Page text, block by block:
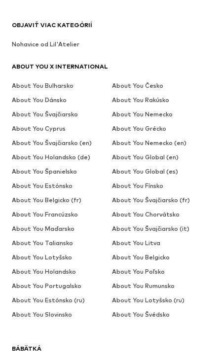
BÁBÄTKÁ
OBJAVIŤ VIAC KATEGÓRIÍ
Nohavice od Lil'Atelier
ABOUT YOU X INTERNATIONAL
About You Bulharsko
About You Česko
About You Dánsko
About You Rakúsko
About You Švajčiarsko
About You Nemecko
About You Cyprus
About You Grécko
About You Švajčiarsko (en)
About You Nemecko (en)
About You Holandsko (de)
About You Global (en)
About You Španielsko
About You Global (es)
About You Estónsko
About You Fínsko
About You Belgicko (fr)
About You Švajčiarsko (fr)
About You Francúzsko
About You Chorvátsko
About You Maďarsko
About You Švajčiarsko (it)
About You Taliansko
About You Litva
About You Lotyšsko
About You Belgicko
About You Holandsko
About You Poľsko
About You Portugalsko
About You Rumunsko
About You Estónsko (ru)
About You Lotyšsko (ru)
About You Slovinsko
About You Švédsko